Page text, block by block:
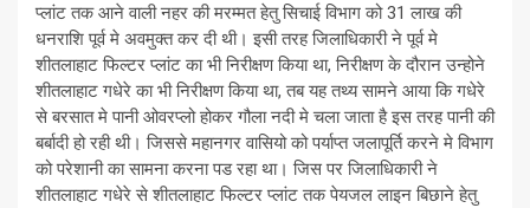
प्लांट तक आने वाली नहर की मरम्मत हेतु सिचाई विभाग को 31 लाख की
धनराशि पूर्व मे अवमुक्त कर दी थी। इसी तरह जिलाधिकारी ने पूर्व मे
शीतलाहाट फिल्टर प्लांट का भी निरीक्षण किया था, निरीक्षण के दौरान उन्होने
शीतलाहाट गधेरे का भी निरीक्षण किया था, तब यह तथ्य सामने आया कि गधेरे
से बरसात मे पानी ओवरप्लो होकर गौला नदी मे चला जाता है इस तरह पानी की
बर्बादी हो रही थी। जिससे महानगर वासियो को पर्याप्त जलापूर्ति करने मे विभाग
को परेशानी का सामना करना पड रहा था। जिस पर जिलाधिकारी ने
शीतलाहाट गधेरे से शीतलाहाट फिल्टर प्लांट तक पेयजल लाइन बिछाने हेतु